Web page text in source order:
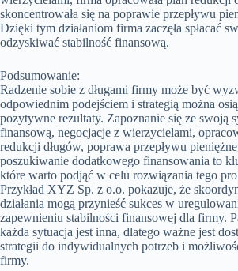
skoncentrowała się na poprawie przepływu
Dzięki tym działaniom firma zaczęła spłacać
odzyskiwać stabilność finansową.
Podsumowanie:
Radzenie sobie z długami firmy może być
odpowiednim podejściem i strategią można
pozytywne rezultaty. Zapoznanie się ze swoją
finansową, negocjacje z wierzycielami,
redukcji długów, poprawa przepływu
poszukiwanie dodatkowego finansowania to
które warto podjąć w celu rozwiązania tego
Przykład XYZ Sp. z o.o. pokazuje, że
działania mogą przynieść sukces w
zapewnieniu stabilności finansowej dla firmy.
każda sytuacja jest inna, dlatego ważne jest
strategii do indywidualnych potrzeb i
firmy.